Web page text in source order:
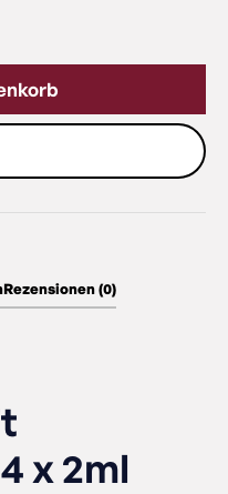
Rezensionen (0)
x 2ml